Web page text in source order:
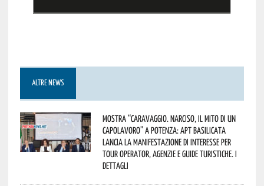
ALTRE NEWS
Mostra “Caravaggio. Narciso, il mito di un
capolavoro” a Potenza: APT Basilicata
lancia la manifestazione di interesse per
Tour Operator, Agenzie e Guide Turistiche. I
dettagli